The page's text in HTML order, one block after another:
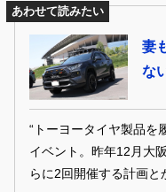
あわせて読みたい
妻
な
“トーヨータイヤ製品を
イベント。昨年12月大
らに2回開催する計画と